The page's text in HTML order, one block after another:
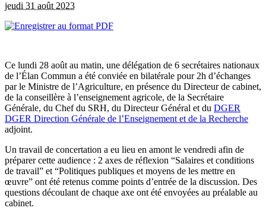
jeudi 31 août 2023
Ce lundi 28 août au matin, une délégation de 6 secrétaires nationaux
de l’Élan Commun a été conviée en bilatérale pour 2h d’échanges
par le Ministre de l’Agriculture, en présence du Directeur de cabinet,
de la conseillère à l’enseignement agricole, de la Secrétaire
Générale, du Chef du SRH, du Directeur Général et du DGER
DGER Direction Générale de l’Enseignement et de la Recherche
adjoint.
Un travail de concertation a eu lieu en amont le vendredi afin de
préparer cette audience : 2 axes de réflexion “Salaires et conditions
de travail” et “Politiques publiques et moyens de les mettre en
œuvre” ont été retenus comme points d’entrée de la discussion. Des
questions découlant de chaque axe ont été envoyées au préalable au
cabinet.